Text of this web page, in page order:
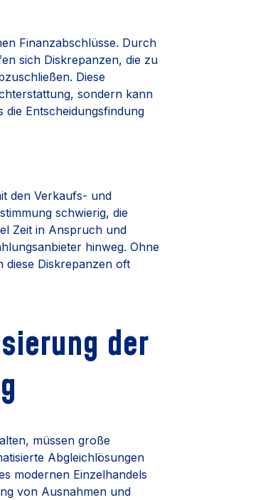
Finanzabschlüsse. Durch
sich Diskrepanzen, die zu
Diese
sondern kann
Entscheidungsfindung
den Verkaufs- und
schwierig, die
Zeit in Anspruch und
hinweg. Ohne
Diskrepanzen oft
der
müssen große
Abgleichlösungen
modernen Einzelhandels
von Ausnahmen und